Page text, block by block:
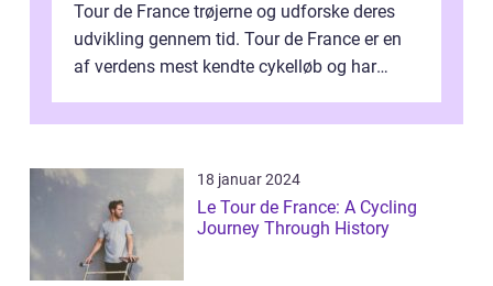
Tour de France trøjerne og udforske deres
udvikling gennem tid. Tour de France er en
af verdens mest kendte cykelløb og har
18 januar 2024
Le Tour de France: A Cycling
Journey Through History